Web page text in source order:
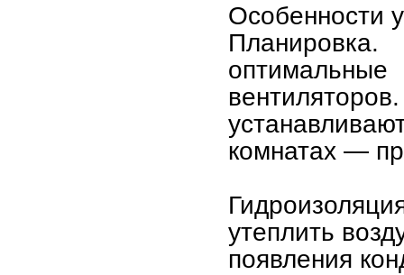
Особенности
комнатах —
утеплить
появления